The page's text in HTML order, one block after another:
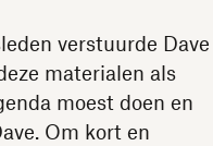
verstuurde Dave
materialen als
moest doen en
Om kort en